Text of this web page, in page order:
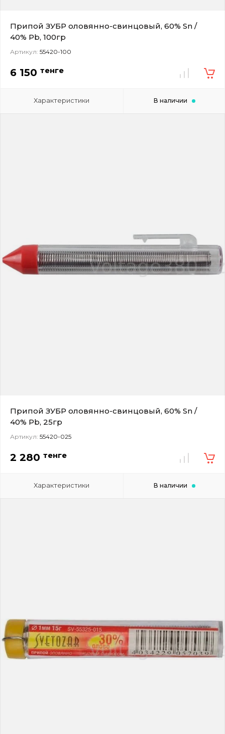
Припой ЗУБР оловянно-свинцовый, 60% Sn /
40% Pb, 100гр
Артикул: 55420-100
6 150 тенге
Характеристики В наличии
Припой ЗУБР оловянно-свинцовый, 60% Sn /
40% Pb, 25гр
Артикул: 55420-025
2 280 тенге
Характеристики В наличии